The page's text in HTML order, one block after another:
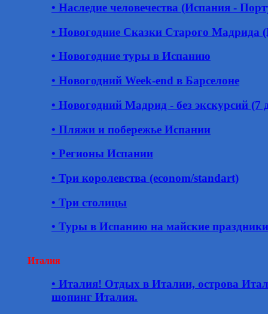
• Наследие человечества (Испания -
• Новогодние Сказки Старого
• Новогодние туры в Испанию
• Новогодний Week-end в Барселоне
• Новогодний Мадрид - без экскурсий (7
• Пляжи и побережье Испании
• Регионы Испании
• Три королевства (econom/standart)
• Три столицы
• Туры в Испанию на майские праздники
Италия
• Италия! Отдых в Италии, острова
шопинг Италия.